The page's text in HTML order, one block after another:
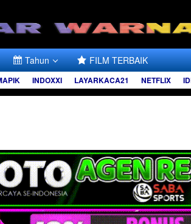
Tahun FILM TERBAIK
INDOXXI LAYARKACA21 NETFLIX